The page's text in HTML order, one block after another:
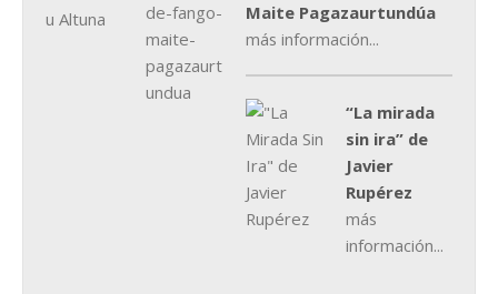
Maite Pagazaurtundúa
más información...
“La mirada
sin ira” de
Javier
Rupérez
más
información...